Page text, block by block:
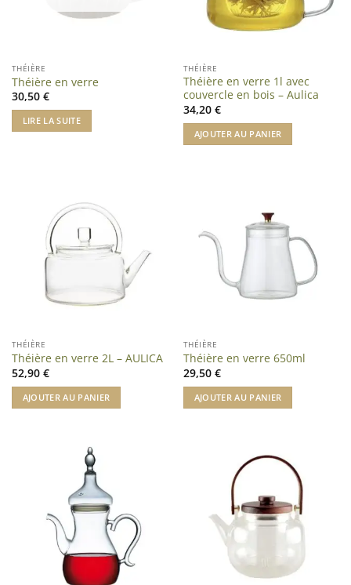
THÉIÈRE
Théière en verre
30,50 €
LIRE LA SUITE
THÉIÈRE
Théière en verre 1l avec
couvercle en bois – Aulica
34,20 €
AJOUTER AU PANIER
THÉIÈRE
Théière en verre 2L – AULICA
52,90 €
AJOUTER AU PANIER
THÉIÈRE
Théière en verre 650ml
29,50 €
AJOUTER AU PANIER